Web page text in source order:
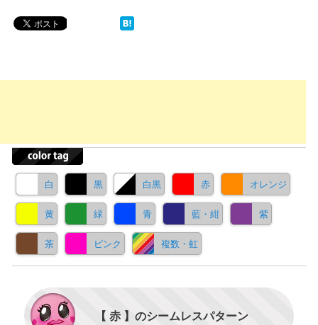
白 黒 白黒 赤 オレンジ
黄 緑 青 藍・紺 紫
茶 ピンク 複数・虹
【 赤 】のシームレスパターン